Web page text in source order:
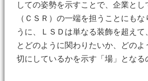
しての姿勢を示すことで、企業と
（ＣＳＲ）の一端を担うことにもな
うに、ＬＳＤは単なる装飾を超えて
とどのように関わりたいか、どのよ
切にしているかを示す「場」となる